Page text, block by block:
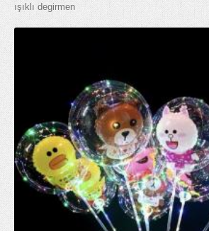
Sevgililer Günü
ÇOCUK HAVUZU ŞİŞME ÇOCUK HAVUZU
SQUİSHY TOPTAN SUKUŞİ
ŞAKA ÜRÜNLERİ
KAMPANYALAR
YENİ ÜRÜNLER
ışıklı degirmen